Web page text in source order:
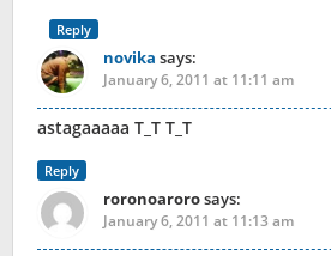
Reply
novika says:
January 6, 2011 at 11:11 am
astagaaaaa T_T T_T
Reply
roronoarorosays:
January 6, 2011 at 11:13 am